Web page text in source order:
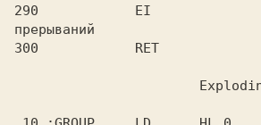
290            EI
прерываний